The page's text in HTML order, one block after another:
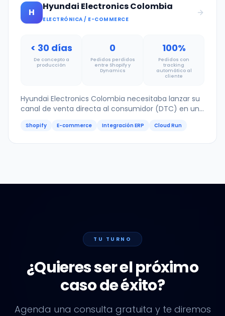
H
Hyundai Electronics Colombia
ELECTRÓNICA / E-COMMERCE
< 30 días
De concepto a
producción
0
Pedidos perdidos
entre Shopify y
Dynamics
100%
Pedidos con
tracking
automático al
cliente
Hyundai Electronics Colombia necesitaba lanzar su
canal de venta directa al consumidor (DTC) en un
solo...
Shopify E-commerce Integración ERP Cloud Run
TU TURNO
¿Quieres ser el próximo
caso de éxito?
Agenda una consulta gratuita y te diremos